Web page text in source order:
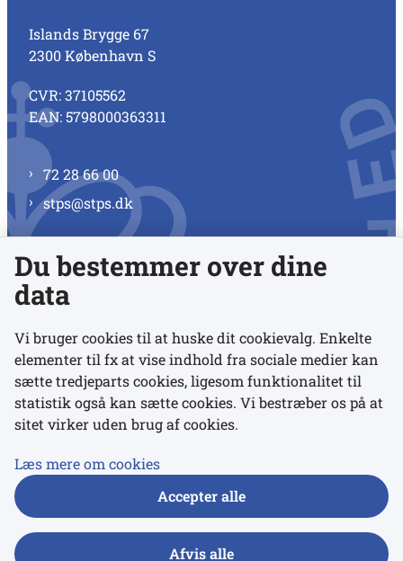
Islands Brygge 67
2300 København S
CVR: 37105562
EAN: 5798000363311
72 28 66 00
stps@stps.dk
Se alle kontaktnumre
Links
Udgivelser
Tilgængelighedserklæring
Du bestemmer over dine
data
Vi bruger cookies til at huske dit cookievalg. Enkelte
elementer til fx at vise indhold fra sociale medier kan
sætte tredjeparts cookies, ligesom funktionalitet til
statistik også kan sætte cookies. Vi bestræber os på at
sitet virker uden brug af cookies.
Læs mere om cookies
Accepter alle
Afvis alle